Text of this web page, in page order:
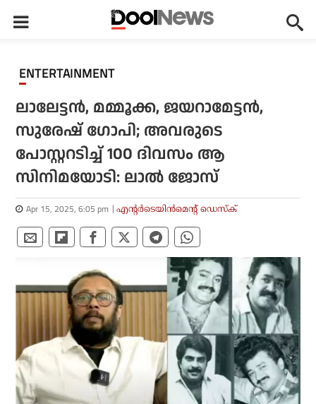
ENTERTAINMENT
ലാലേട്ടന്‍, മമ്മൂക്ക, ജയറാമേട്ടന്‍,
സുരേഷ് ഗോപി; അവരുടെ
പോസ്റ്ററടിച്ച് 100 ദിവസം ആ
സിനിമയോടി: ലാല്‍ ജോസ്
Apr 15, 2025, 6:05 pm എന്റര്‍ടെയിന്‍മെന്റ് ഡെസ്‌ക്